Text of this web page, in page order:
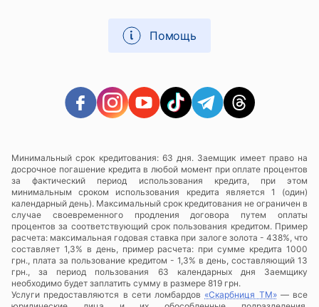
Помощь
Минимальный срок кредитования: 63 дня. Заемщик имеет право на
досрочное погашение кредита в любой момент при оплате процентов
за фактический период использования кредита, при этом
минимальным сроком использования кредита является 1 (один)
календарный день). Максимальный срок кредитования не ограничен в
случае своевременного продления договора путем оплаты
процентов за соответствующий срок пользования кредитом. Пример
расчета: максимальная годовая ставка при залоге золота - 438%, что
составляет 1,3% в день, пример расчета: при сумме кредита 1000
грн., плата за пользование кредитом - 1,3% в день, составляющий 13
грн., за период пользования 63 календарных дня Заемщику
необходимо будет заплатить сумму в размере 819 грн.
Услуги предоставляются в сети ломбардов «Скарбниця ТМ»— все